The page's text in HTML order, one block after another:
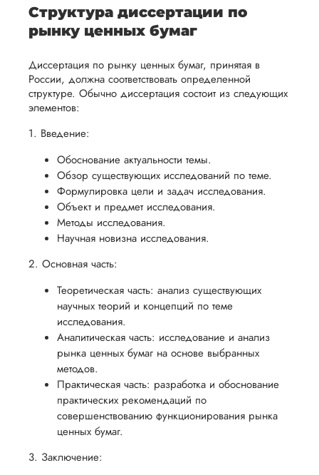
Структура диссертации по
рынку ценных бумаг
Диссертация по рынку ценных бумаг, принятая в
России, должна соответствовать определенной
структуре. Обычно диссертация состоит из следующих
элементов:
1. Введение:
Обоснование актуальности темы.
Обзор существующих исследований по теме.
Формулировка цели и задач исследования.
Объект и предмет исследования.
Методы исследования.
Научная новизна исследования.
2. Основная часть:
Теоретическая часть: анализ существующих
научных теорий и концепций по теме
исследования.
Аналитическая часть: исследование и анализ
рынка ценных бумаг на основе выбранных
методов.
Практическая часть: разработка и обоснование
практических рекомендаций по
совершенствованию функционирования рынка
ценных бумаг.
3. Заключение: